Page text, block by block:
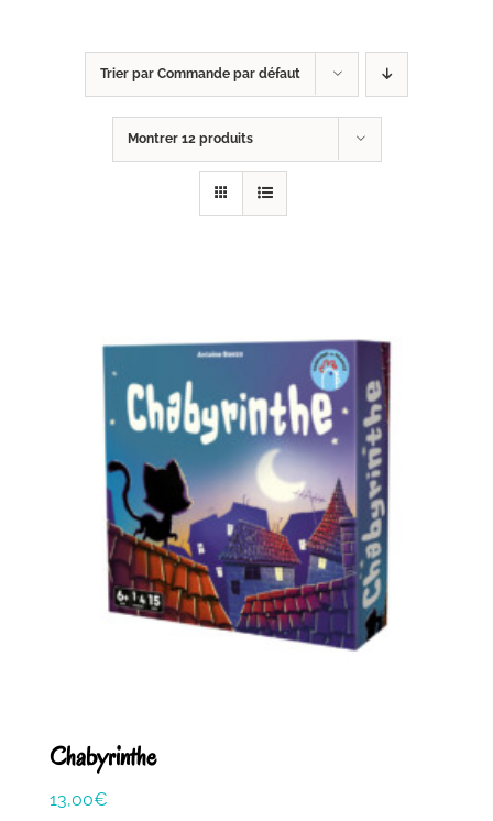
Trier par Commande par défaut
Montrer 12 produits
Chabyrinthe
13,00€